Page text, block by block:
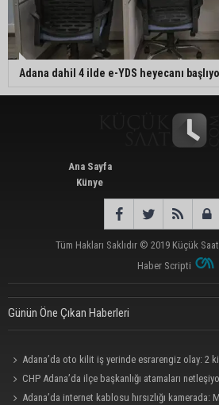
Adana dahil 4 ilde e-YDS heyecanı
Ana Sayfa
Künye
Tüm Hakları Saklıdır © 2019 Küçük Saat
Haber Scripti
Günün Öne Çıkan Haberleri
Adana’da oto kilit iş yerinde esrarengiz olay: 2
CHP Adana’da ilçe başkanlığı atamaları
Adana’da internet kablosu hırsızlığı